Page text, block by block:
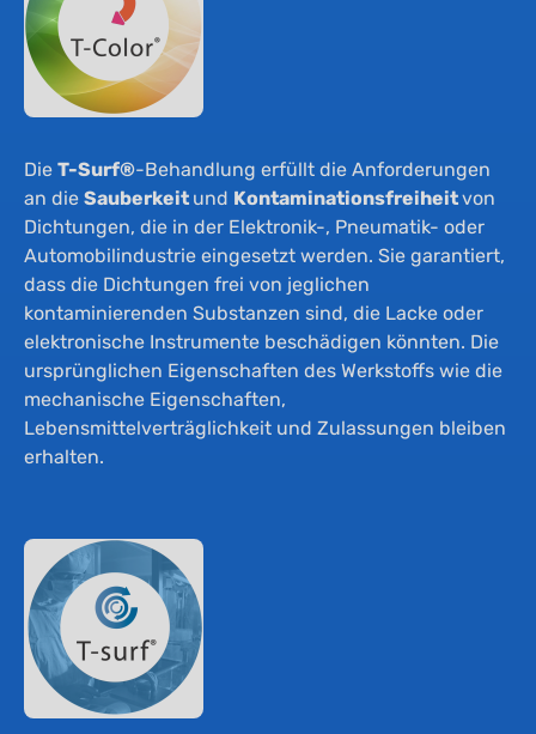
Die T-Surf®-Behandlung erfüllt die Anforderungen
an die Sauberkeit und Kontaminationsfreiheitvon
Dichtungen, die in der Elektronik-, Pneumatik- oder
Automobilindustrie eingesetzt werden. Sie garantiert,
dass die Dichtungen frei von jeglichen
kontaminierenden Substanzen sind, die Lacke oder
elektronische Instrumente beschädigen könnten. Die
ursprünglichen Eigenschaften des Werkstoffs wie die
mechanische Eigenschaften,
Lebensmittelverträglichkeit und Zulassungen bleiben
erhalten.